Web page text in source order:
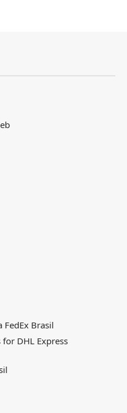
FedEx Brasil
DHL Express